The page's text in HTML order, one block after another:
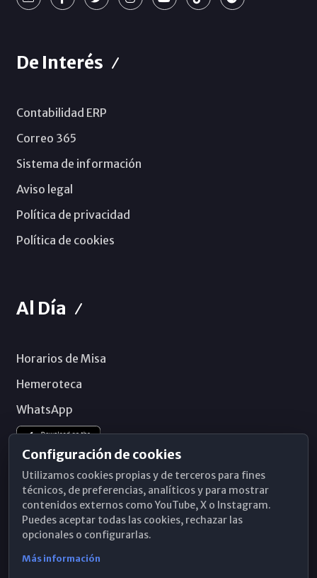
De Interés
Contabilidad ERP
Correo 365
Sistema de información
Aviso legal
Política de privacidad
Política de cookies
Al Día
Horarios de Misa
Hemeroteca
WhatsApp
Configuración de cookies
Utilizamos cookies propias y de terceros para fines
técnicos, de preferencias, analíticos y para mostrar
contenidos externos como YouTube, X o Instagram.
Puedes aceptar todas las cookies, rechazar las
opcionales o configurarlas.
Más información